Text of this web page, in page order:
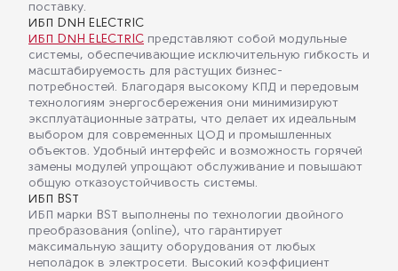
поставку.
ИБП DNH ELECTRIC
ИБП DNH ELECTRIC представляют собой модульные
системы, обеспечивающие исключительную гибкость и
масштабируемость для растущих бизнес-
потребностей. Благодаря высокому КПД и передовым
технологиям энергосбережения они минимизируют
эксплуатационные затраты, что делает их идеальным
выбором для современных ЦОД и промышленных
объектов. Удобный интерфейс и возможность горячей
замены модулей упрощают обслуживание и повышают
общую отказоустойчивость системы.
ИБП BST
ИБП марки BST выполнены по технологии двойного
преобразования (online), что гарантирует
максимальную защиту оборудования от любых
неполадок в электросети. Высокий коэффициент